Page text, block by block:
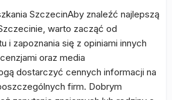
SzczecinAby znaleźć najlepszą
warto zacząć od
i zapoznania się z opiniami innych
oraz media
dostarczyć cennych informacji na
firm. Dobrym